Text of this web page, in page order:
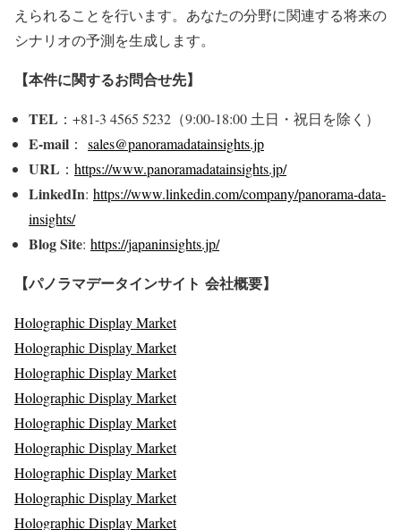
えられることを行います。あなたの分野に関連する将来の
シナリオの予測を生成します。
【本件に関するお問合せ先】
TEL ：+81-3 4565 5232（9:00-18:00 土日・祝日を除く）
E-mail ： sales@panoramadatainsights.jp
URL ： https://www.panoramadatainsights.jp/
LinkedIn: https://www.linkedin.com/company/panorama-data-
insights/
Blog Site: https://japaninsights.jp/
【パノラマデータインサイト 会社概要】
Holographic Display Market
Holographic Display Market
Holographic Display Market
Holographic Display Market
Holographic Display Market
Holographic Display Market
Holographic Display Market
Holographic Display Market
Holographic Display Market